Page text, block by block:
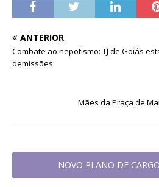
ANTERIOR
Combate ao nepotismo: TJ de Goiás
demissões
Mães da Praça de
NOVO PLANO DE